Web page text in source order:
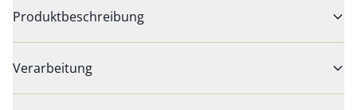
Produktbeschreibung
Verarbeitung